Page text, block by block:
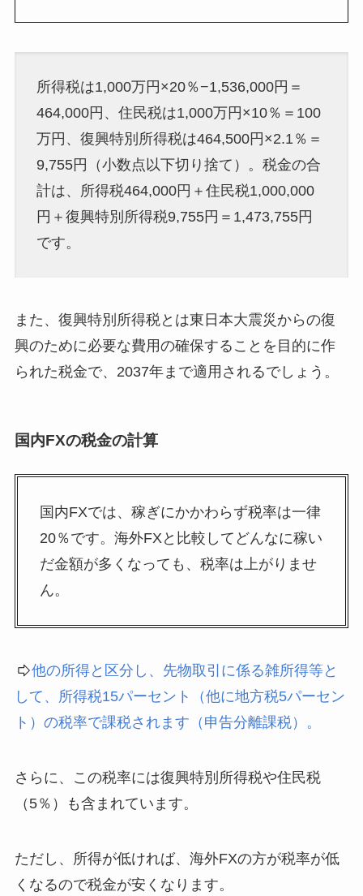
所得税は1,000万円×20％−1,536,000円＝
464,000円、住民税は1,000万円×10％＝100
万円、復興特別所得税は464,500円×2.1％＝
9,755円（小数点以下切り捨て）。税金の合
計は、所得税464,000円＋住民税1,000,000
円＋復興特別所得税9,755円＝1,473,755円
です。
また、復興特別所得税とは東日本大震災からの復
興のために必要な費用の確保することを目的に作
られた税金で、2037年まで適用されるでしょう。
国内FXの税金の計算
国内FXでは、稼ぎにかかわらず税率は一律
20％です。海外FXと比較してどんなに稼い
だ金額が多くなっても、税率は上がりませ
ん。
他の所得と区分し、先物取引に係る雑所得等と
して、所得税15パーセント（他に地方税5パーセン
ト）の税率で課税されます（申告分離課税）。
さらに、この税率には復興特別所得税や住民税
（5％）も含まれています。
ただし、所得が低ければ、海外FXの方が税率が低
くなるので税金が安くなります。